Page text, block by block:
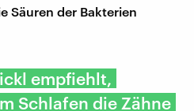
Säuren der Bakterien
empfiehlt,
Schlafen die Zähne